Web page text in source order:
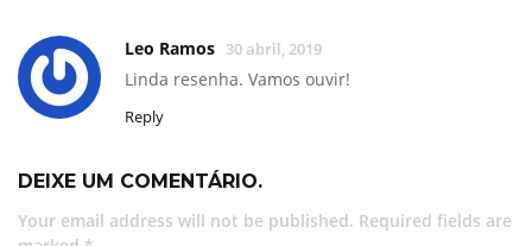
Leo Ramos 30 abril, 2019
Linda resenha. Vamos ouvir!
Reply
DEIXE UM COMENTÁRIO.
Your email address will not be published. Required fields are